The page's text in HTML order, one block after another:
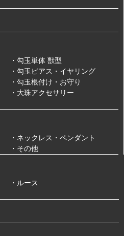
・勾玉単体 獣型
・勾玉ピアス・イヤリング
・勾玉根付け・お守り
・大珠アクセサリー
・ネックレス・ペンダント
・その他
・ルース